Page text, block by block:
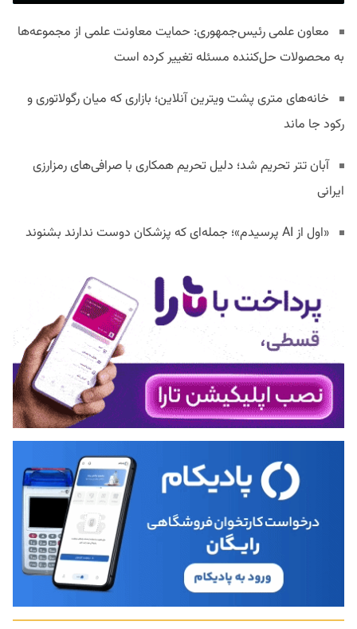
معاون علمی رئیس‌جمهوری: حمایت معاونت علمی از مجموعه‌ها
به محصولات حل‌کننده مسئله تغییر کرده است
خانه‌های متری پشت ویترین آنلاین؛ بازاری که میان رگولاتوری و
رکود جا ماند
آبان تتر تحریم شد؛ دلیل تحریم همکاری با صرافی‌های رمزارزی
ایرانی
«اول از AI پرسیدم»؛ جمله‌ای که پزشکان دوست ندارند بشنوند